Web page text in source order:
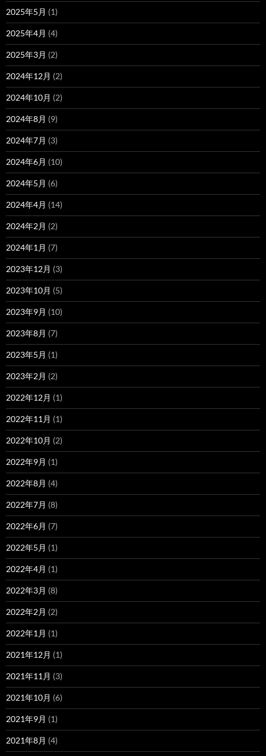
2025年5月 (1)
2025年4月 (4)
2025年3月 (2)
2024年12月 (2)
2024年10月 (2)
2024年8月 (9)
2024年7月 (3)
2024年6月 (10)
2024年5月 (6)
2024年4月 (14)
2024年2月 (2)
2024年1月 (7)
2023年12月 (3)
2023年10月 (5)
2023年9月 (10)
2023年8月 (7)
2023年5月 (1)
2023年2月 (2)
2022年12月 (1)
2022年11月 (1)
2022年10月 (2)
2022年9月 (1)
2022年8月 (4)
2022年7月 (8)
2022年6月 (7)
2022年5月 (1)
2022年4月 (1)
2022年3月 (8)
2022年2月 (2)
2022年1月 (1)
2021年12月 (1)
2021年11月 (3)
2021年10月 (6)
2021年9月 (1)
2021年8月 (4)